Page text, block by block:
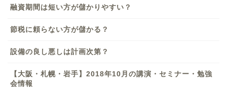
融資期間は短い方が儲かりやすい？
節税に頼らない方が儲かる？
設備の良し悪しは計画次第？
【大阪・札幌・岩手】2018年10月の講演・セミナー・勉強
会情報